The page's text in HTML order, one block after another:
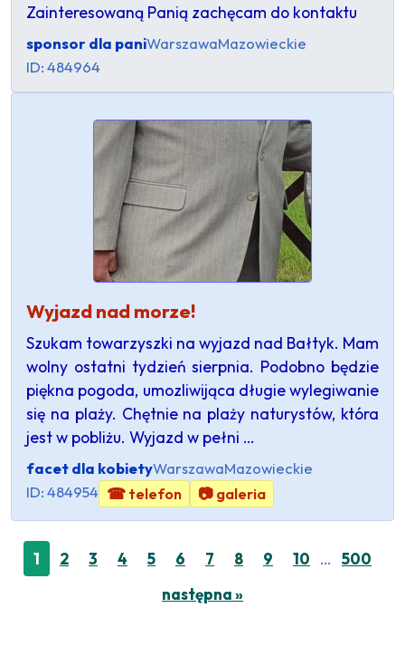
Zainteresowaną Panią zachęcam do kontaktu
sponsor dla paniWarszawaMazowieckie
ID: 484964
Wyjazd nad morze!
Szukam towarzyszki na wyjazd nad Bałtyk. Mam
wolny ostatni tydzień sierpnia. Podobno będzie
piękna pogoda, umozliwijąca długie wylegiwanie
się na plaży. Chętnie na plaży naturystów, która
jest w pobliżu. Wyjazd w pełni …
facet dla kobietyWarszawaMazowieckie
ID: 484954 ☎ telefon 📷 galeria
1 2 3 4 5 6 7 8 9 10 …
500
następna »